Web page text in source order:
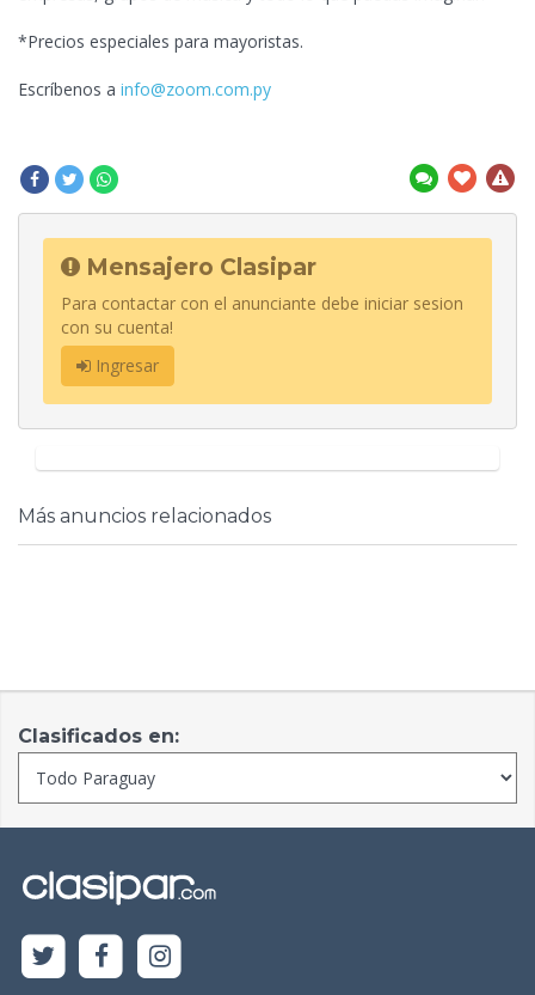
*Precios especiales para mayoristas.
Escríbenos a info@zoom.com.py
Mensajero Clasipar
Para contactar con el anunciante debe iniciar sesion
con su cuenta!
Ingresar
Más anuncios relacionados
Clasificados en: